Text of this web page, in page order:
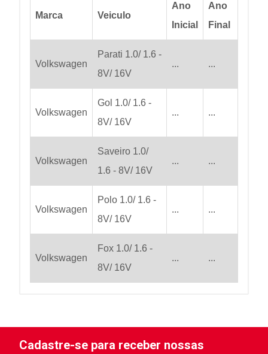
Marca Veiculo
Ano
Inicial
Ano
Final
Volkswagen
Parati 1.0/ 1.6 -
8V/ 16V
... ...
Volkswagen
Gol 1.0/ 1.6 -
8V/ 16V
... ...
Volkswagen
Saveiro 1.0/
1.6 - 8V/ 16V
... ...
Volkswagen
Polo 1.0/ 1.6 -
8V/ 16V
... ...
Volkswagen
Fox 1.0/ 1.6 -
8V/ 16V
... ...
Cadastre-se para receber nossas